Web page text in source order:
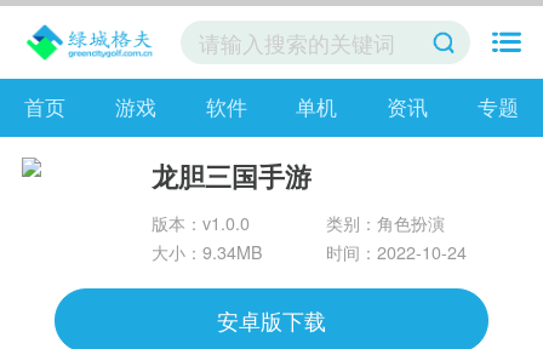
首页 游戏 软件 单机 资讯 专题
龙胆三国手游
版本：v1.0.0
类别：角色扮演
大小：9.34MB
时间：2022-10-24
安卓版下载